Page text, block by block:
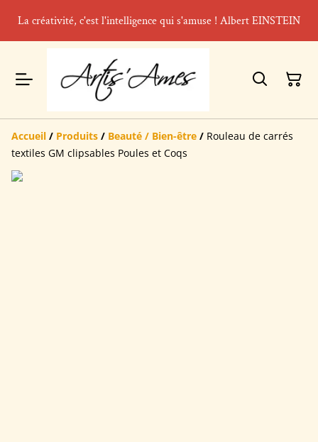
La créativité, c'est l'intelligence qui s'amuse ! Albert EINSTEIN
Accueil / Produits / Beauté / Bien-être / Rouleau de carrés
textiles GM clipsables Poules et Coqs